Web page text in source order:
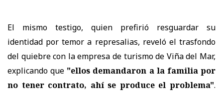
El mismo testigo, quien prefirió resguardar su
identidad por temor a represalias, reveló el trasfondo
del quiebre con la empresa de turismo de Viña del Mar,
explicando que "ellos demandaron a la familia por
no tener contrato, ahí se produce el problema".